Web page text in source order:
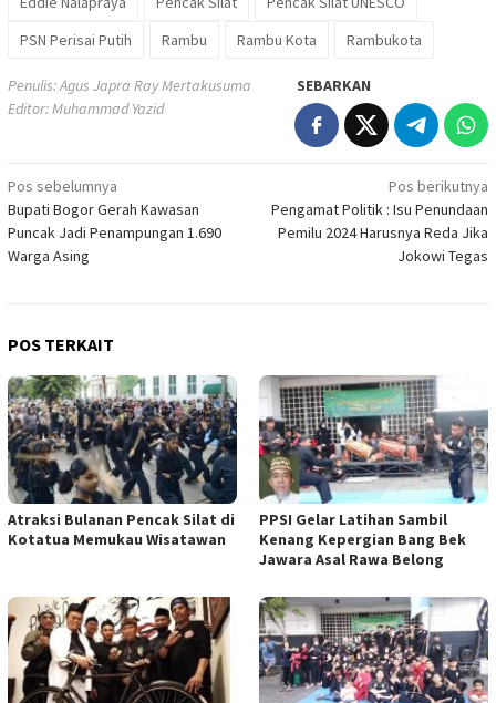
PSN Perisai Putih
Rambu Rambu Kota Rambukota
Penulis: Agus Japra Ray Mertakusuma
Editor: Muhammad Yazid
SEBARKAN
Navigasi
pos
Pos sebelumnya
Bupati Bogor Gerah Kawasan
Puncak Jadi Penampungan 1.690
Warga Asing
Pos berikutnya
Pengamat Politik : Isu Penundaan
Pemilu 2024 Harusnya Reda Jika
Jokowi Tegas
POS TERKAIT
Atraksi Bulanan Pencak Silat di
Kotatua Memukau Wisatawan
PPSI Gelar Latihan Sambil
Kenang Kepergian Bang Bek
Jawara Asal Rawa Belong